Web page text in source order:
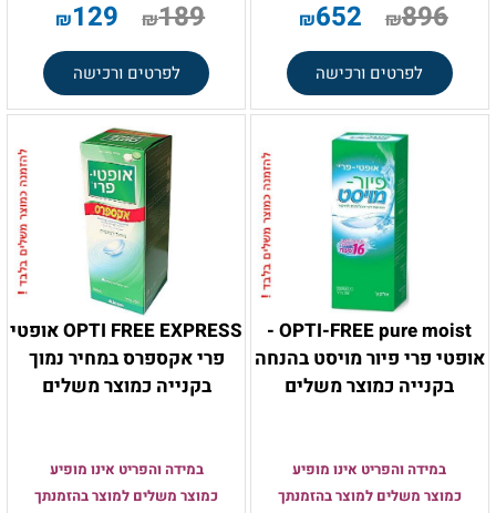
₪896
₪652
לפרטים ורכישה
₪189
₪129
לפרטים ורכישה
OPTI-FREE pure moist -
אופטי פרי פיור מויסט בהנחה
בקנייה כמוצר משלים
במידה והפריט אינו מופיע
כמוצר משלים למוצר בהזמנתך
OPTI FREE EXPRESS אופטי
פרי אקספרס במחיר נמוך
בקנייה כמוצר משלים
במידה והפריט אינו מופיע
כמוצר משלים למוצר בהזמנתך